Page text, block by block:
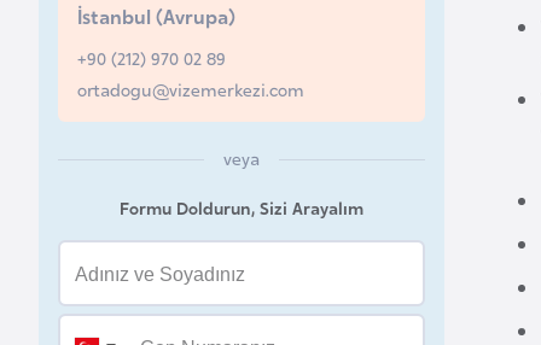
İstanbul (Avrupa)
+90 (212) 970 02 89
ortadogu@vizemerkezi.com
veya
Formu Doldurun, Sizi Arayalım
s
B
l
ç